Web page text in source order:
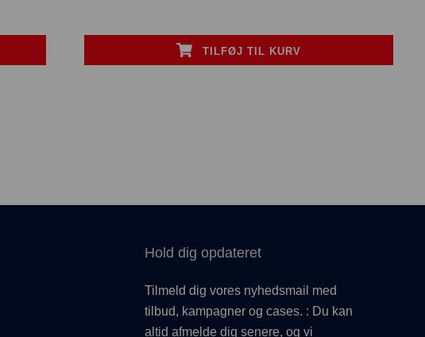
TILFØJ TIL KURV
Hold dig opdateret
Tilmeld dig vores nyhedsmail med
tilbud, kampagner og cases. : Du kan
altid afmelde dig senere, og vi